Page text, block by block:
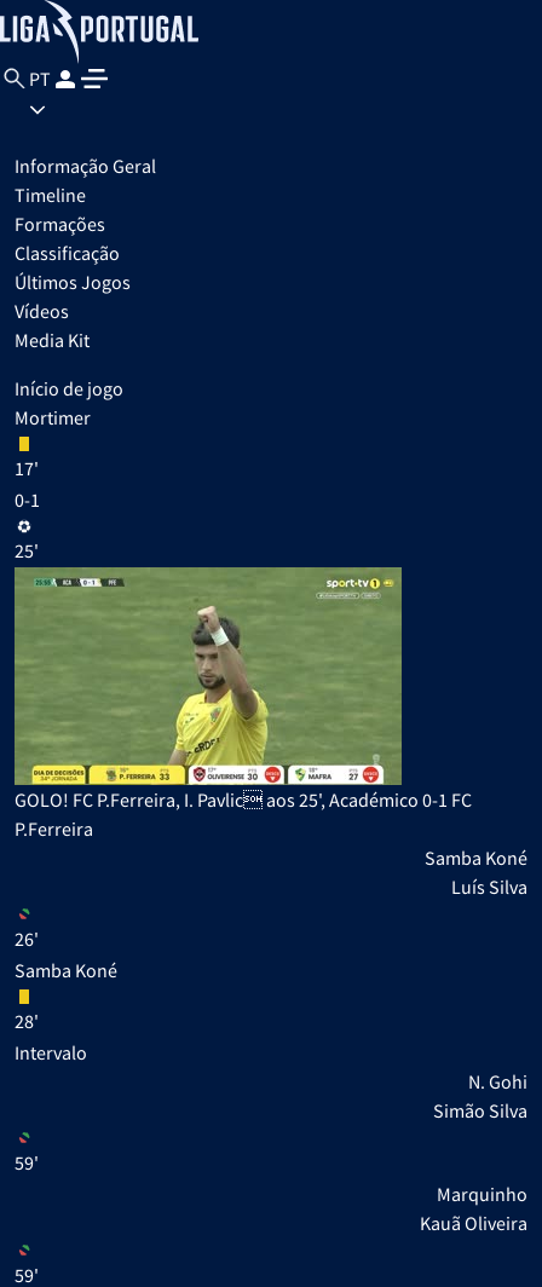
PT
Informação Geral
Timeline
Formações
Classificação
Últimos Jogos
Vídeos
Media Kit
Início de jogo
Mortimer
17'
0-1
25'
GOLO! FC P.Ferreira, I. Pavlic aos 25', Académico 0-1 FC
P.Ferreira
Samba Koné
Luís Silva
26'
Samba Koné
28'
Intervalo
N. Gohi
Simão Silva
59'
Marquinho
Kauã Oliveira
59'